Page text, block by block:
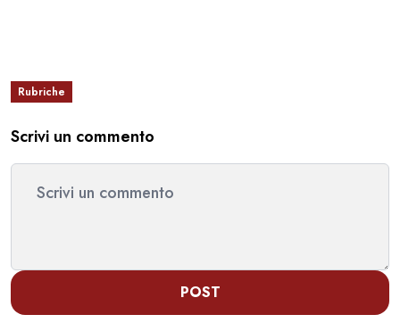
Rubriche
Scrivi un commento
POST